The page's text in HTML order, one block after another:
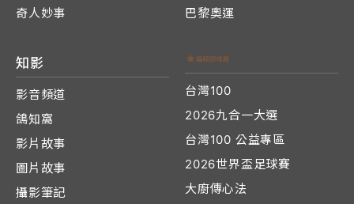
奇人妙事
巴黎奧運
知影
影音頻道
鴿知窩
影片故事
圖片故事
攝影筆記
台灣100
2026九合一大選
台灣100 公益專區
2026世界盃足球賽
大廚傳心法